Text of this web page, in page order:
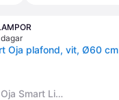
Oja plafond, vit, Ø60 cm
Plafond Nordlux Oja Smart Light